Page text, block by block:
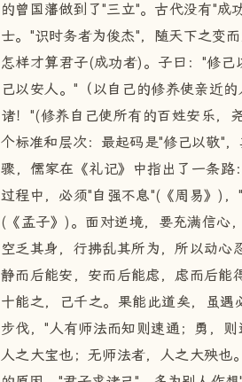
的曾国藩做到了"三立"。古代没有"成
士。"识时务者为俊杰"，随天下之变
怎样才算君子(成功者)。子曰："修
己以安人。"（以自己的修养使亲近
诸！"(修养自己使所有的百姓安乐，
个标准和层次：最起码是"修己以敬"
骤，儒家在《礼记》中指出了一条
过程中，必须"自强不息"(《周易》)
(《孟子》)。面对逆境，要充满信心
空乏其身，行拂乱其所为，所以动心
静而后能安，安而后能虑，虑而后能
十能之，己千之。果能此道矣，虽
步伐，"人有师法而知则速通；勇，
人之大宝也；无师法者，人之大殃也